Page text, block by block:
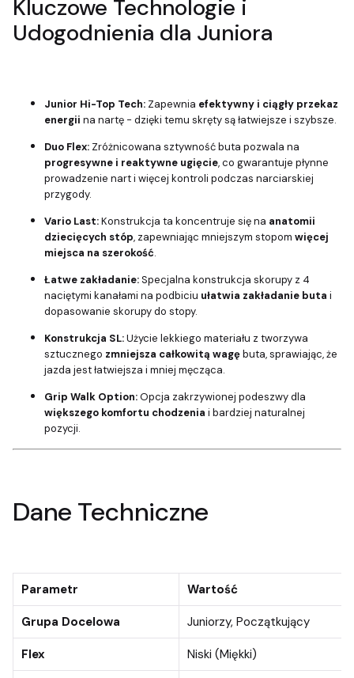
Kluczowe Technologie i
Udogodnienia dla Juniora
Junior Hi-Top Tech: Zapewnia efektywny i ciągły przekaz
energii na nartę - dzięki temu skręty są łatwiejsze i szybsze.
Duo Flex: Zróżnicowana sztywność buta pozwala na
progresywne i reaktywne ugięcie, co gwarantuje płynne
prowadzenie nart i więcej kontroli podczas narciarskiej
przygody.
Vario Last:Konstrukcja ta koncentruje się na anatomii
dziecięcych stóp, zapewniając mniejszym stopom więcej
miejsca na szerokość.
Łatwe zakładanie:Specjalna konstrukcja skorupy z 4
naciętymi kanałami na podbiciu ułatwia zakładanie buta i
dopasowanie skorupy do stopy.
Konstrukcja SL:Użycie lekkiego materiału z tworzywa
sztucznego zmniejsza całkowitą wagębuta, sprawiając, że
jazda jest łatwiejsza i mniej męcząca.
Grip Walk Option:Opcja zakrzywionej podeszwy dla
większego komfortu chodzenia i bardziej naturalnej
pozycji.
Dane Techniczne
Parametr Wartość
Grupa Docelowa Juniorzy, Początkujący
Flex Niski (Miękki)